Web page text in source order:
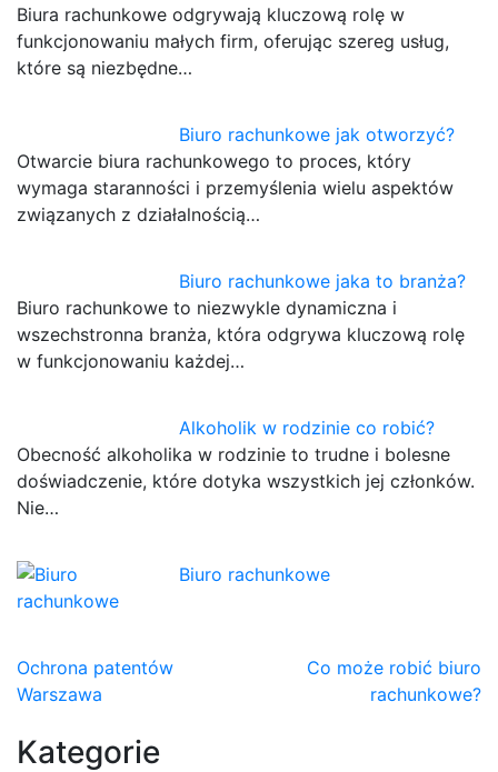
Biura rachunkowe odgrywają kluczową rolę w
funkcjonowaniu małych firm, oferując szereg usług,
które są niezbędne…
Biuro rachunkowe jak otworzyć?
Otwarcie biura rachunkowego to proces, który
wymaga staranności i przemyślenia wielu aspektów
związanych z działalnością…
Biuro rachunkowe jaka to branża?
Biuro rachunkowe to niezwykle dynamiczna i
wszechstronna branża, która odgrywa kluczową rolę
w funkcjonowaniu każdej…
Alkoholik w rodzinie co robić?
Obecność alkoholika w rodzinie to trudne i bolesne
doświadczenie, które dotyka wszystkich jej członków.
Nie…
Biuro rachunkowe
Nawigacja
wpisu
Ochrona patentów
Warszawa
Co może robić biuro
rachunkowe?
Kategorie